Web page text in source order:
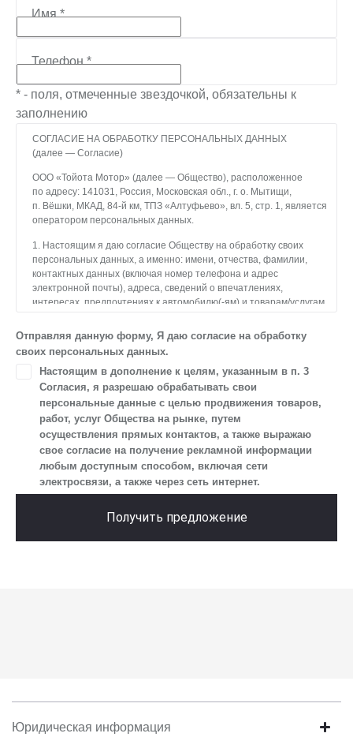
Имя*
Телефон*
* - поля, отмеченные звездочкой, обязательны к
заполнению
СОГЛАСИЕ НА ОБРАБОТКУ ПЕРСОНАЛЬНЫХ ДАННЫХ
(далее — Согласие)
ООО «Тойота Мотор» (далее — Общество), расположенное
по адресу: 141031, Россия, Московская обл., г. о. Мытищи,
п. Вёшки, МКАД, 84-й км, ТПЗ «Алтуфьево», вл. 5, стр. 1, является
оператором персональных данных.
1. Настоящим я даю согласие Обществу на обработку своих
персональных данных, а именно: имени, отчества, фамилии,
контактных данных (включая номер телефона и адрес
электронной почты), адреса, сведений о впечатлениях,
интересах, предпочтениях к автомобилю(-ям) и товарам/услугам,
устройства и модели мобильного телефона посетителя сайта,
уникального идентификатора посетителя сайта,
предпочтительного времени и способа для контакта, истории
контактов.
следующие действия: сбор, запись, систематизация,
накопление, хранение, уточнение (обновление, изменение),
извлечение, использование, передача (предоставление, доступ),
блокирование, удаление, уничтожение персональных данных.
Общество обрабатывает персональные данные
с использованием средств автоматизации.
осуществление взаимодействия Общества с посетителями
соответствует моим намерениям.
6. Согласие может быть отозвано путем направления
Отправляя данную форму, Я даю согласие на обработку
своих персональных данных.
Настоящим в дополнение к целям, указанным в п. 3
Согласия, я разрешаю обрабатывать свои
персональные данные с целью продвижения товаров,
работ, услуг Общества на рынке, путем
осуществления прямых контактов, а также выражаю
свое согласие на получение рекламной информации
любым доступным способом, включая сети
электросвязи, а также через сеть интернет.
Получить предложение
Юридическая информация